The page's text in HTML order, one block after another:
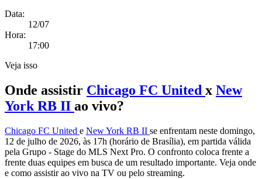
Data:
12/07
Hora:
17:00
Veja isso
Onde assistir Chicago FC United x New
York RB II ao vivo?
Chicago FC United e New York RB II se enfrentam neste domingo,
12 de julho de 2026, às 17h (horário de Brasília), em partida válida
pela Grupo - Stage do MLS Next Pro. O confronto coloca frente a
frente duas equipes em busca de um resultado importante. Veja onde
e como assistir ao vivo na TV ou pelo streaming.